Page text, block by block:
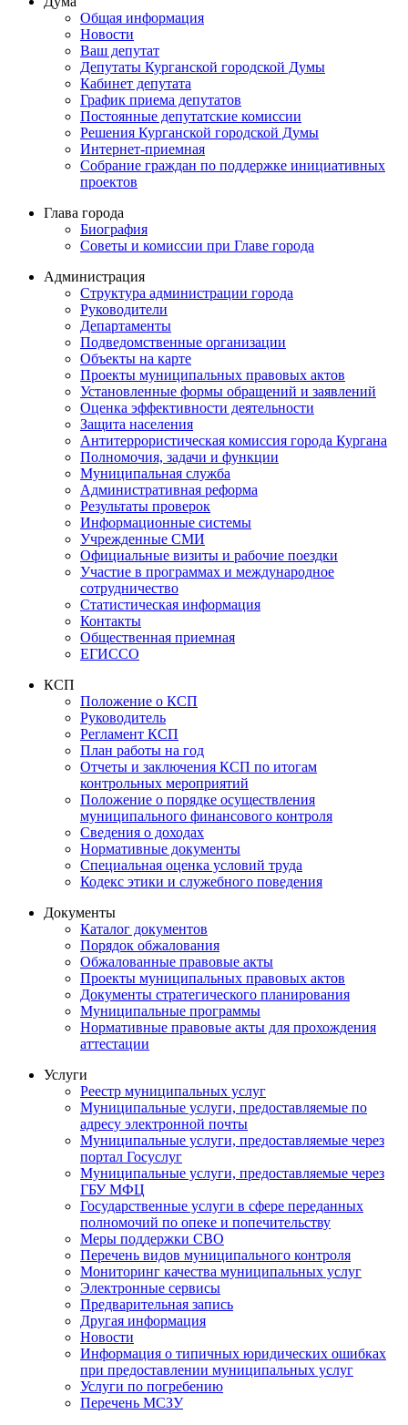
Общая информация
Новости
Ваш депутат
Депутаты Курганской городской Думы
Кабинет депутата
График приема депутатов
Постоянные депутатские комиссии
Решения Курганской городской Думы
Интернет-приемная
Собрание граждан по поддержке инициативных
проектов
Глава города
Биография
Советы и комиссии при Главе города
Администрация
Структура администрации города
Руководители
Департаменты
Подведомственные организации
Объекты на карте
Проекты муниципальных правовых актов
Установленные формы обращений и заявлений
Оценка эффективности деятельности
Защита населения
Антитеррористическая комиссия города Кургана
Полномочия, задачи и функции
Муниципальная служба
Административная реформа
Результаты проверок
Информационные системы
Учрежденные СМИ
Официальные визиты и рабочие поездки
Участие в программах и международное
сотрудничество
Статистическая информация
Контакты
Общественная приемная
ЕГИССО
КСП
Положение о КСП
Руководитель
Регламент КСП
План работы на год
Отчеты и заключения КСП по итогам
контрольных мероприятий
Положение о порядке осуществления
муниципального финансового контроля
Сведения о доходах
Нормативные документы
Специальная оценка условий труда
Кодекс этики и служебного поведения
Документы
Каталог документов
Порядок обжалования
Обжалованные правовые акты
Проекты муниципальных правовых актов
Документы стратегического планирования
Муниципальные программы
Нормативные правовые акты для прохождения
аттестации
Услуги
Реестр муниципальных услуг
Муниципальные услуги, предоставляемые по
адресу электронной почты
Муниципальные услуги, предоставляемые через
портал Госуслуг
Муниципальные услуги, предоставляемые через
ГБУ МФЦ
Государственные услуги в сфере переданных
полномочий по опеке и попечительству
Меры поддержки СВО
Перечень видов муниципального контроля
Мониторинг качества муниципальных услуг
Электронные сервисы
Предварительная запись
Другая информация
Новости
Информация о типичных юридических ошибках
при предоставлении муниципальных услуг
Услуги по погребению
Перечень МСЗУ